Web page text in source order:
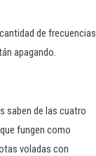
de frecuencias
apagando.
saben de las cuatro
fungen como
voladas con